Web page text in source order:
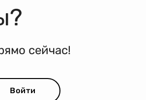
сейчас!
Войти